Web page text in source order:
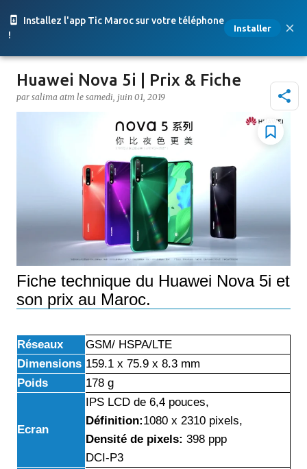
Installez l'app Tic Maroc sur votre téléphone
!
Installer
Accéder au contenu principal
Huawei Nova 5i | Prix & Fiche
par salima atm le samedi, juin 01, 2019
Fiche technique du Huawei Nova 5i et
son prix au Maroc.
Réseaux
GSM/ HSPA/LTE
Dimensions 159.1 x 75.9 x 8.3 mm
Poids
178 g
Ecran
IPS LCD de 6,4 pouces,
Définition:1080 x 2310 pixels,
Densité de pixels: 398 ppp
DCI-P3